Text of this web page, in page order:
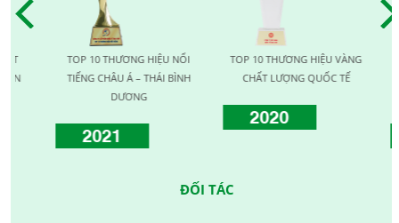
TOP 10 THƯƠNG HIỆU NỔI
TIẾNG CHÂU Á – THÁI BÌNH
DƯƠNG
2021
TOP 10 THƯƠNG HIỆU VÀNG
CHẤT LƯỢNG QUỐC TẾ
2020
ĐỐI TÁC